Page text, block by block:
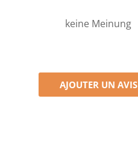
keine Meinung
AJOUTER UN AVIS